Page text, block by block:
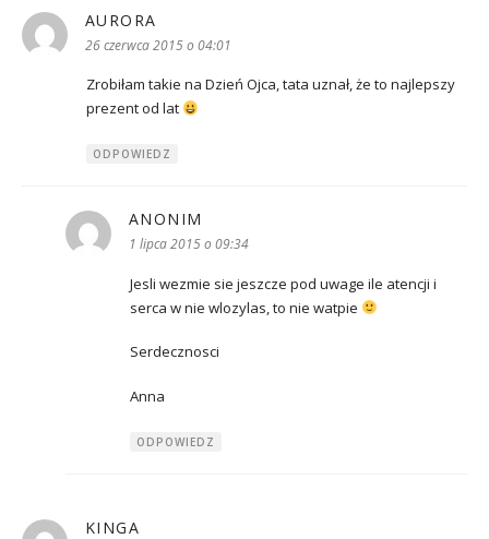
AURORA
26 czerwca 2015 o 04:01
Zrobiłam takie na Dzień Ojca, tata uznał, że to najlepszy
prezent od lat
ODPOWIEDZ
ANONIM
1 lipca 2015 o 09:34
Jesli wezmie sie jeszcze pod uwage ile atencji i
serca w nie wlozylas, to nie watpie
Serdecznosci
Anna
ODPOWIEDZ
KINGA